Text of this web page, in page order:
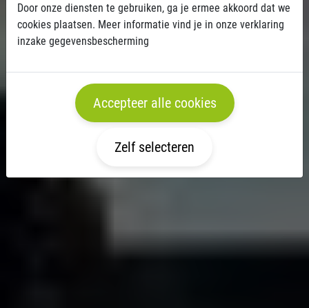
Door onze diensten te gebruiken, ga je ermee akkoord dat we
cookies plaatsen. Meer informatie vind je in onze verklaring
inzake gegevensbescherming
Accepteer alle cookies
Zelf selecteren
begeleiding en moderne eGym-technologie
die jouw fitnessdoelen sneller en slimmer
bereikbaar maakt.
Neem contact op
Vraag of opmerking?